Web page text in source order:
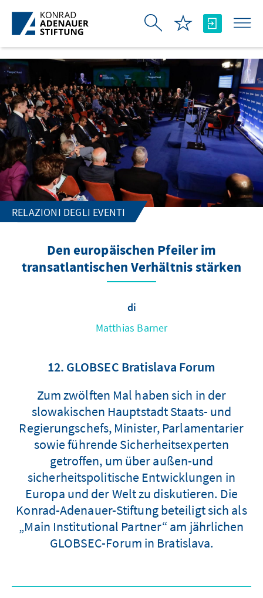
Skip to Main Content
RELAZIONI DEGLI EVENTI
Den europäischen Pfeiler im
transatlantischen Verhältnis stärken
di
Matthias Barner
12. GLOBSEC Bratislava Forum
Zum zwölften Mal haben sich in der
slowakischen Hauptstadt Staats- und
Regierungschefs, Minister, Parlamentarier
sowie führende Sicherheitsexperten
getroffen, um über außen-und
sicherheitspolitische Entwicklungen in
Europa und der Welt zu diskutieren. Die
Konrad-Adenauer-Stiftung beteiligt sich als
„Main Institutional Partner“ am jährlichen
GLOBSEC-Forum in Bratislava.